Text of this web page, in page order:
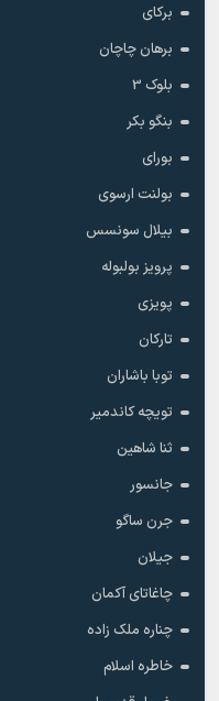
برکای
برهان چاچان
بلوک 3
بنگو بکر
بورای
بولنت ارسوی
بیلال سونسس
پرویز بولبوله
پویزی
تارکان
توبا باشاران
تویچه کاندمیر
ثنا شاهین
جانسور
جرن ساگو
جیلان
چاغاتای آکمان
چناره ملک زاده
خاطره اسلام